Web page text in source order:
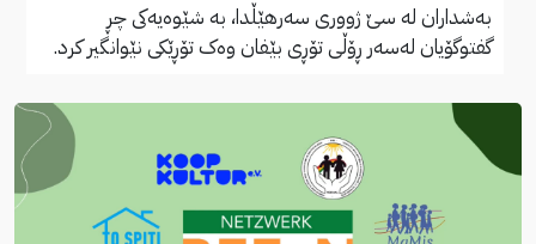
بەشداران لە سێ ژووری سەرهێڵدا، بە شێوەیەکی چڕ
گفتوگۆیان لەسەر ڕۆڵی تۆڕی بێفان وەک تۆڕێکی نێوانگیر کرد.